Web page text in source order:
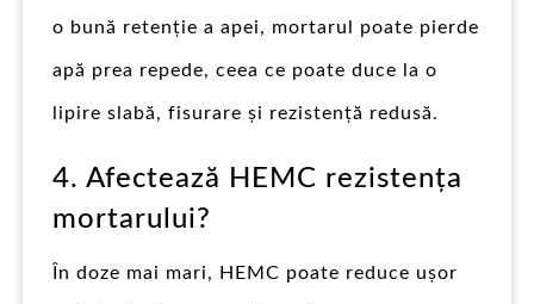
o bună retenție a apei, mortarul poate pierde
apă prea repede, ceea ce poate duce la o
lipire slabă, fisurare și rezistență redusă.
4. Afectează HEMC rezistența
mortarului?
În doze mai mari, HEMC poate reduce ușor